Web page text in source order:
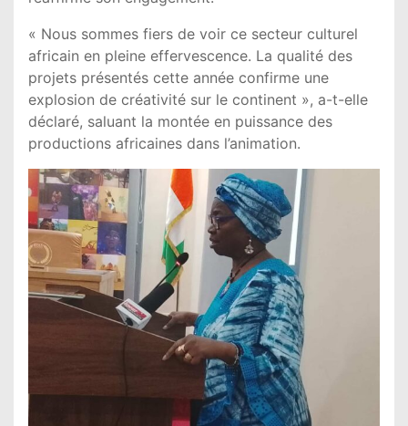
« Nous sommes fiers de voir ce secteur culturel
africain en pleine effervescence. La qualité des
projets présentés cette année confirme une
explosion de créativité sur le continent », a-t-elle
déclaré, saluant la montée en puissance des
productions africaines dans l’animation.